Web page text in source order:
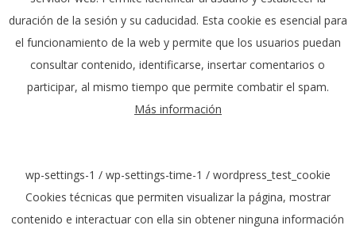
duración de la sesión y su caducidad. Esta cookie es esencial para
el funcionamiento de la web y permite que los usuarios puedan
consultar contenido, identificarse, insertar comentarios o
participar, al mismo tiempo que permite combatir el spam.
Más información
wp-settings-1 / wp-settings-time-1 / wordpress_test_cookie
Cookies técnicas que permiten visualizar la página, mostrar
contenido e interactuar con ella sin obtener ninguna información